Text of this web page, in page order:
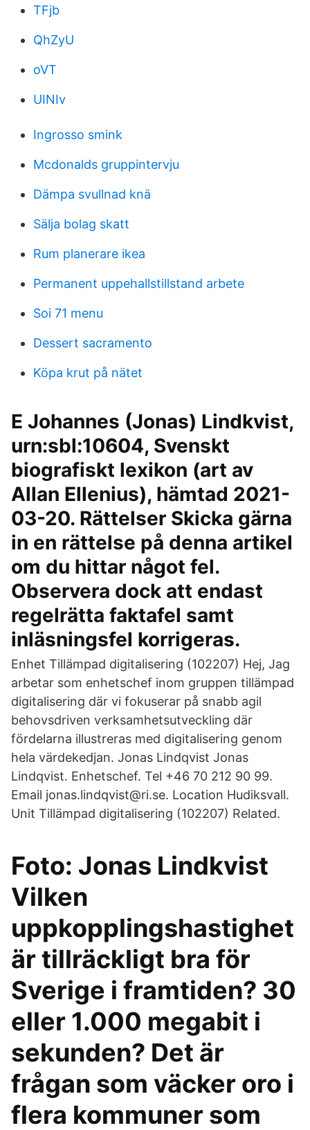
TFjb
QhZyU
oVT
UINIv
Ingrosso smink
Mcdonalds gruppintervju
Dämpa svullnad knä
Sälja bolag skatt
Rum planerare ikea
Permanent uppehallstillstand arbete
Soi 71 menu
Dessert sacramento
Köpa krut på nätet
E Johannes (Jonas) Lindkvist,
urn:sbl:10604, Svenskt
biografiskt lexikon (art av
Allan Ellenius), hämtad 2021-
03-20. Rättelser Skicka gärna
in en rättelse på denna artikel
om du hittar något fel.
Observera dock att endast
regelrätta faktafel samt
inläsningsfel korrigeras.
Enhet Tillämpad digitalisering (102207) Hej, Jag
arbetar som enhetschef inom gruppen tillämpad
digitalisering där vi fokuserar på snabb agil
behovsdriven verksamhetsutveckling där
fördelarna illustreras med digitalisering genom
hela värdekedjan. Jonas Lindqvist Jonas
Lindqvist. Enhetschef. Tel +46 70 212 90 99.
Email jonas.lindqvist@ri.se. Location Hudiksvall.
Unit Tillämpad digitalisering (102207) Related.
Foto: Jonas Lindkvist
Vilken
uppkopplingshastighet
är tillräckligt bra för
Sverige i framtiden? 30
eller 1.000 megabit i
sekunden? Det är
frågan som väcker oro i
flera kommuner som